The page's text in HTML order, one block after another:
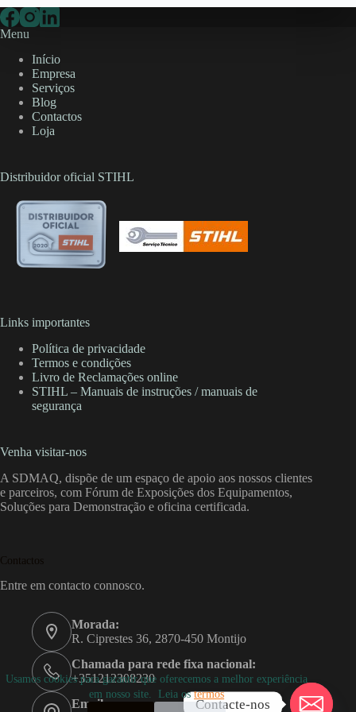
Usamos cookies para garantir que oferecemos a melhor experiência
em nosso site. Leia ostermos
on
the
product
Menu
Início
Empresa
Serviços
Blog
Contactos
Loja
Distribuidor oficial STIHL
Links importantes
Política de privacidade
Termos e condições
Livro de Reclamações online
STIHL – Manuais de instruções / manuais de
segurança
Venha visitar-nos
A SDMAQ, dispõe de um espaço de apoio aos nossos clientes
e parceiros, com Fórum de Exposições dos Equipamentos,
Soluções para Demonstração e oficina certificada.
Contactos
Entre em contacto connosco.
Morada:
R. Ciprestes 36, 2870-450 Montijo
Chamada para rede fixa nacional:
+351212308230
Email:
Contacte-nos